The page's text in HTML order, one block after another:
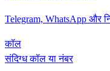
Telegram, WhatsApp और
कॉल
संदिग्ध कॉल या नंबर